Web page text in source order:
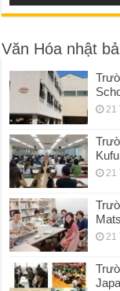
Văn Hóa nhật
21
21
21